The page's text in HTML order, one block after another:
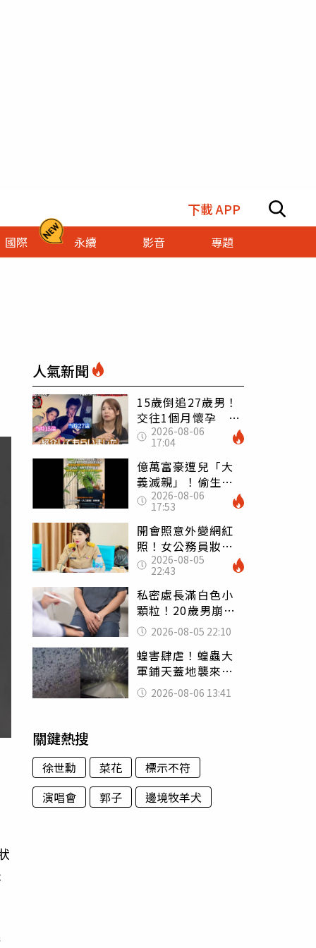
下載 APP
國際 永續 影音 專題
人氣新聞
15歲倒追27歲男！
交往1個月懷孕 36
歲當阿嬤故事曝光
2026-08-06
17:04
億萬富豪遭兒「大
義滅親」！偷生子
怕曝光 竟盜鄰居
身份辦假證落戶
2026-08-06
17:53
開會照意外變網紅
照！女公務員妝容
掀2千則留言 本人
怒嗆：化妝有錯嗎
2026-08-05
22:43
私密處長滿白色小
顆粒！20歲男崩潰
求診 醫曝5大真相
別再誤會
2026-08-05 22:10
蝗害肆虐！蝗蟲大
軍鋪天蓋地襲來宛
如末日 網驚：聖
經十災
2026-08-06 13:41
關鍵熱搜
徐世勳 菜花
標示不符
演唱會
郭子 邊境牧羊犬